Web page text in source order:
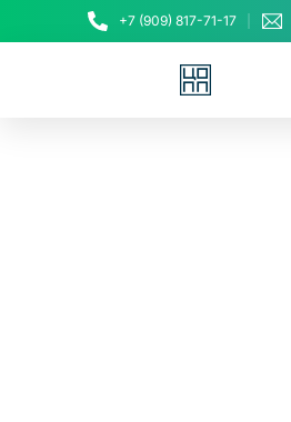
+7 (909) 817-71-17